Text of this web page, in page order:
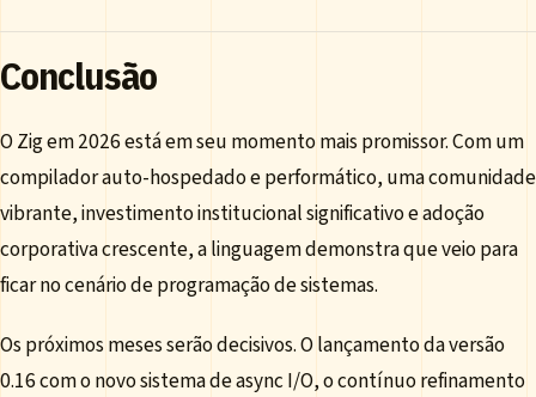
Conclusão
O Zig em 2026 está em seu momento mais promissor. Com um
compilador auto-hospedado e performático, uma comunidade
vibrante, investimento institucional significativo e adoção
corporativa crescente, a linguagem demonstra que veio para
ficar no cenário de programação de sistemas.
Os próximos meses serão decisivos. O lançamento da versão
0.16 com o novo sistema de async I/O, o contínuo refinamento